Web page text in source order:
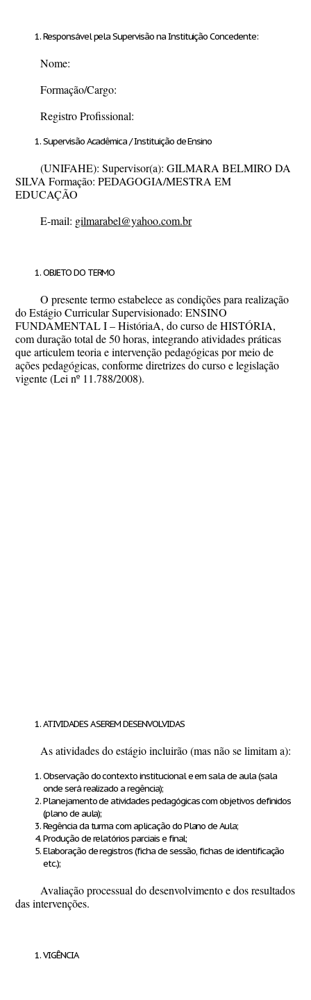
Responsável pela Supervisão na Instituição Concedente:
Nome:
Formação/Cargo:
Registro Profissional:
Supervisão Acadêmica / Instituição de Ensino
(UNIFAHE): Supervisor(a): GILMARA BELMIRO DA
SILVA Formação: PEDAGOGIA/MESTRA EM
EDUCAÇÃO
E-mail: gilmarabel@yahoo.com.br
OBJETO DO TERMO
O presente termo estabelece as condições para realização
do Estágio Curricular Supervisionado: ENSINO
FUNDAMENTAL I – HistóriaA, do curso de HISTÓRIA,
com duração total de 50 horas, integrando atividades práticas
que articulem teoria e intervenção pedagógicas por meio de
ações pedagógicas, conforme diretrizes do curso e legislação
vigente (Lei nº 11.788/2008).
ATIVIDADES A SEREM DESENVOLVIDAS
As atividades do estágio incluirão (mas não se limitam a):
Observação do contexto institucional e em sala de aula (sala
onde será realizado a regência);
Planejamento de atividades pedagógicas com objetivos definidos
(plano de aula);
Regência da turma com aplicação do Plano de Aula;
Produção de relatórios parciais e final;
Elaboração de registros (ficha de sessão, fichas de identificação
etc.);
Avaliação processual do desenvolvimento e dos resultados
das intervenções.
VIGÊNCIA